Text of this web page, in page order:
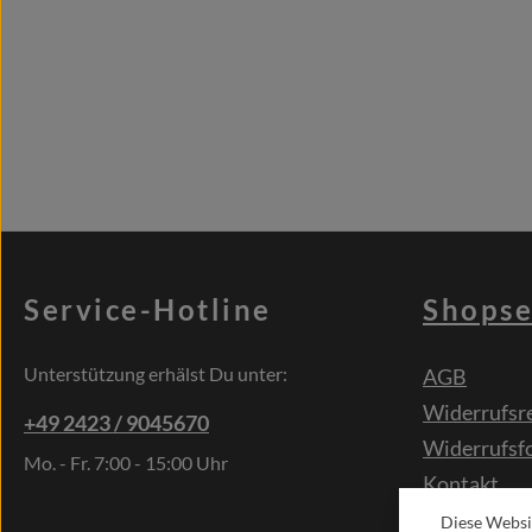
Service-Hotline
Unterstützung erhälst Du unter:
+49 2423 / 9045670
Mo. - Fr. 7:00 - 15:00 Uhr
AGB
Kontakt
Diese